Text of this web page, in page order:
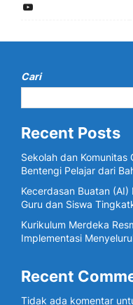
Cari
Recent Posts
Sekolah dan Komunitas
Bentengi Pelajar dari
Kecerdasan Buatan (AI)
Guru dan Siswa
Kurikulum Merdeka
Implementasi
Recent
Tidak ada komentar